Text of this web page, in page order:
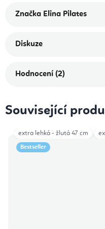
Značka Elina Pilates
Diskuze
Hodnocení (2)
Související
Bestseller
extra lehká - žlutá 47 cm